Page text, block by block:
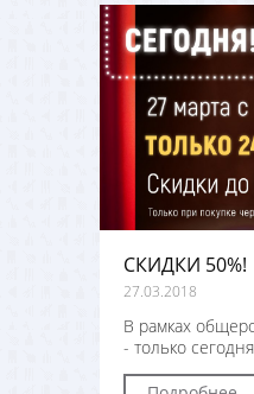
СКИДКИ 50%!
27.03.2018
В рамках
- только